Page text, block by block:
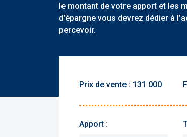
le montant de votre apport et les
d’épargne vous devrez dédier à
percevoir.
Prix de vente :
Apport :